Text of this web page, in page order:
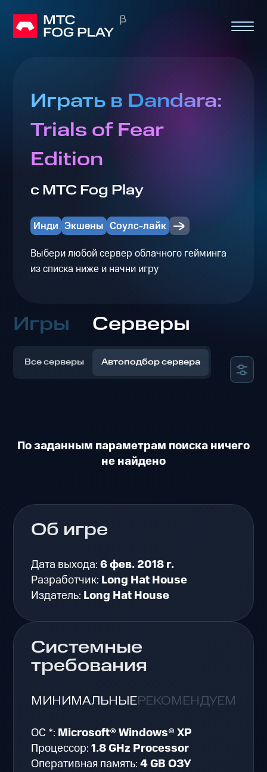
Играть в Dandara:
Trials of Fear
Edition
с МТС Fog Play
Инди Экшены Соулс-лайк
Выбери любой сервер облачного гейминга
из списка ниже и начни игру
Игры Серверы
Все серверы Автоподбор сервера
По заданным параметрам поиска ничего
не найдено
Об игре
Дата выхода:6 фев. 2018 г.
Разработчик: Long Hat House
Издатель: Long Hat House
Системные
требования
МИНИМАЛЬНЫЕРЕКОМЕНДУЕМЫЕ
ОС *: Microsoft® Windows® XP
Процессор:1.8 GHz Processor
Оперативная память:4 GB ОЗУ